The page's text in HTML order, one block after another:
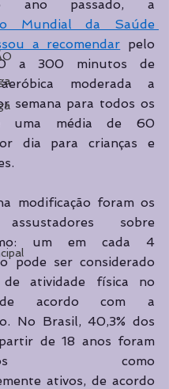
Mundial da Saúde
a recomendar pelo
a 300 minutos de
moderada a
semana para todos os
uma média de 60
dia para crianças e
modificação foram os
sobre
um em cada 4
pode ser considerado
de atividade física no
acordo com a
No Brasil, 40,3% dos
de 18 anos foram
como
ativos, de acordo